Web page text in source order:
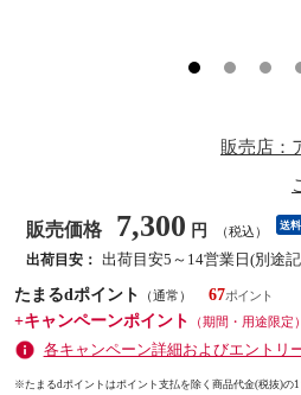
販売店：
販売価格 7,300 円 （税込） 送
出荷目安： 出荷目安5～14営業日(別途
たまるdポイント
（通常）
67
+キャンペーンポイント
（期間・用途限定）
各キャンペーン詳細およびエントリ
※たまるdポイントはポイント支払を除く商品代金(税抜)の1